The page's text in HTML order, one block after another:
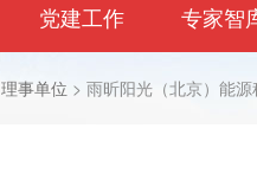
党建工作 专家智
理事单位 > 雨昕阳光（北京）能